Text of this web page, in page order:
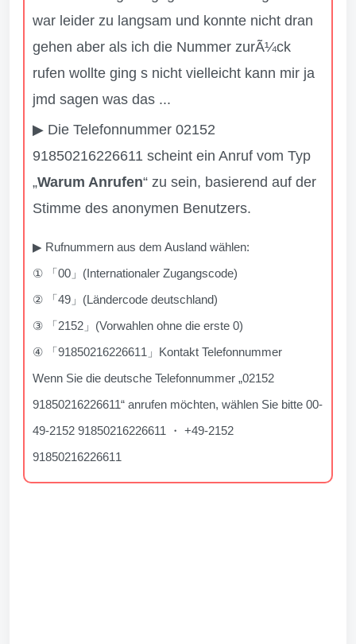
war leider zu langsam und konnte nicht dran
gehen aber als ich die Nummer zurÃ¼ck
rufen wollte ging s nicht vielleicht kann mir ja
jmd sagen was das ...
▶ Die Telefonnummer 02152
91850216226611 scheint ein Anruf vom Typ
„Warum Anrufen“ zu sein, basierend auf der
Stimme des anonymen Benutzers.
▶ Rufnummern aus dem Ausland wählen:
① 「00」(Internationaler Zugangscode)
② 「49」(Ländercode deutschland)
③ 「2152」(Vorwahlen ohne die erste 0)
④ 「91850216226611」Kontakt Telefonnummer
Wenn Sie die deutsche Telefonnummer „02152
91850216226611“ anrufen möchten, wählen Sie bitte 00-
49-2152 91850216226611 ・ +49-2152
91850216226611